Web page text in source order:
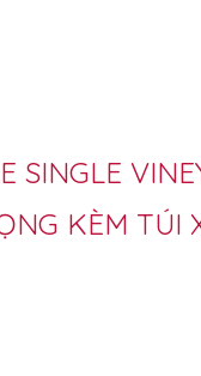
SINGLE
KÈM TÚI